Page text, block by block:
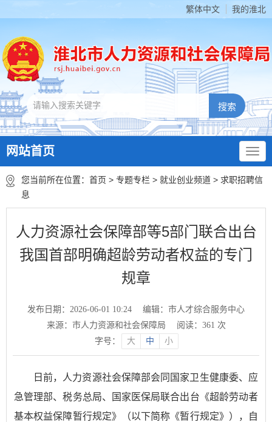
繁体中文 我的淮北
网站首页
您当前所在位置： 首页 > 专题专栏 > 就业创业频道 > 求职招聘信
息
人力资源社会保障部等5部门联合出台
我国首部明确超龄劳动者权益的专门
规章
发布日期：2026-06-01 10:24
编辑：市人才综合服务中心
来源：市人力资源和社会保障局
阅读： 361 次
字号：
大 中 小
日前，人力资源社会保障部会同国家卫生健康委、应
急管理部、税务总局、国家医保局联合出台《超龄劳动者
基本权益保障暂行规定》（以下简称《暂行规定》），自